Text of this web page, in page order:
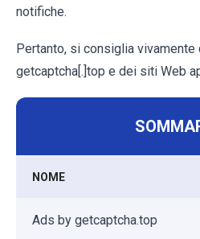
notifiche.
Pertanto, si consiglia
getcaptcha[.]top e dei siti Web
NOME
Ads by getcaptcha.top